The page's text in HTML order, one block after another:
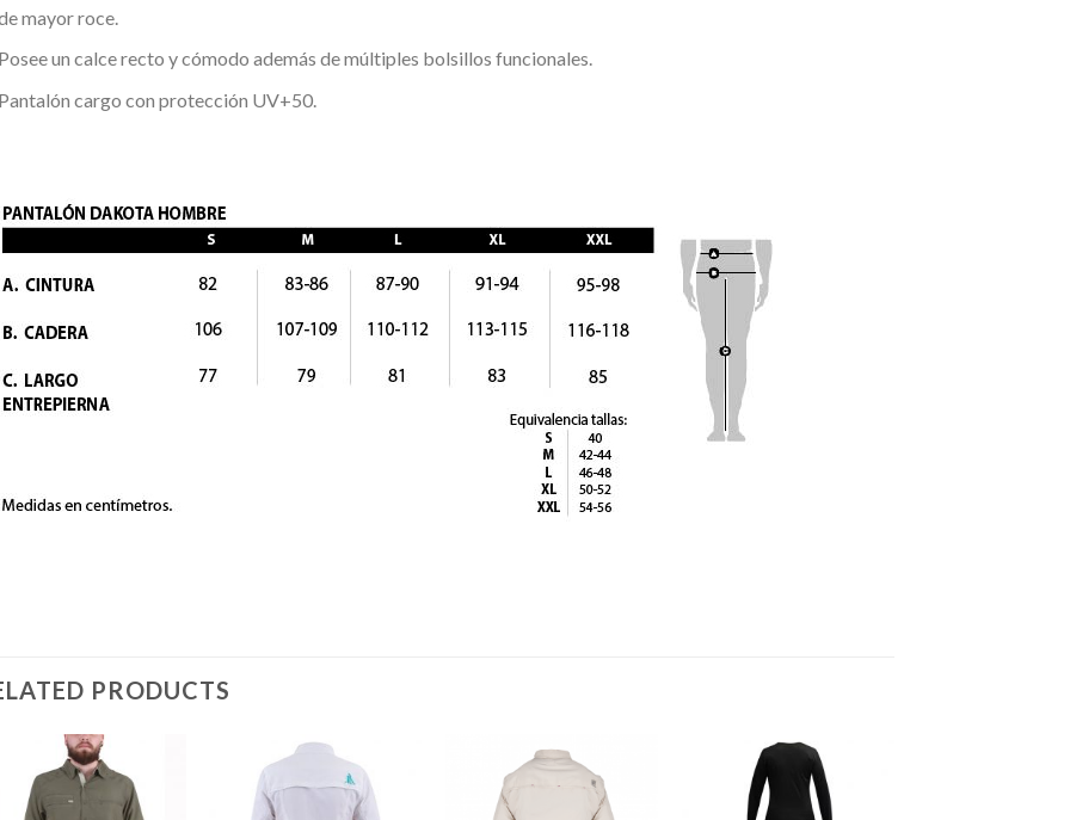
mayor roce.
Posee un calce recto y cómodo además de múltiples bolsillos funcionales.
Pantalón cargo con protección UV+50.
PRODUCTS